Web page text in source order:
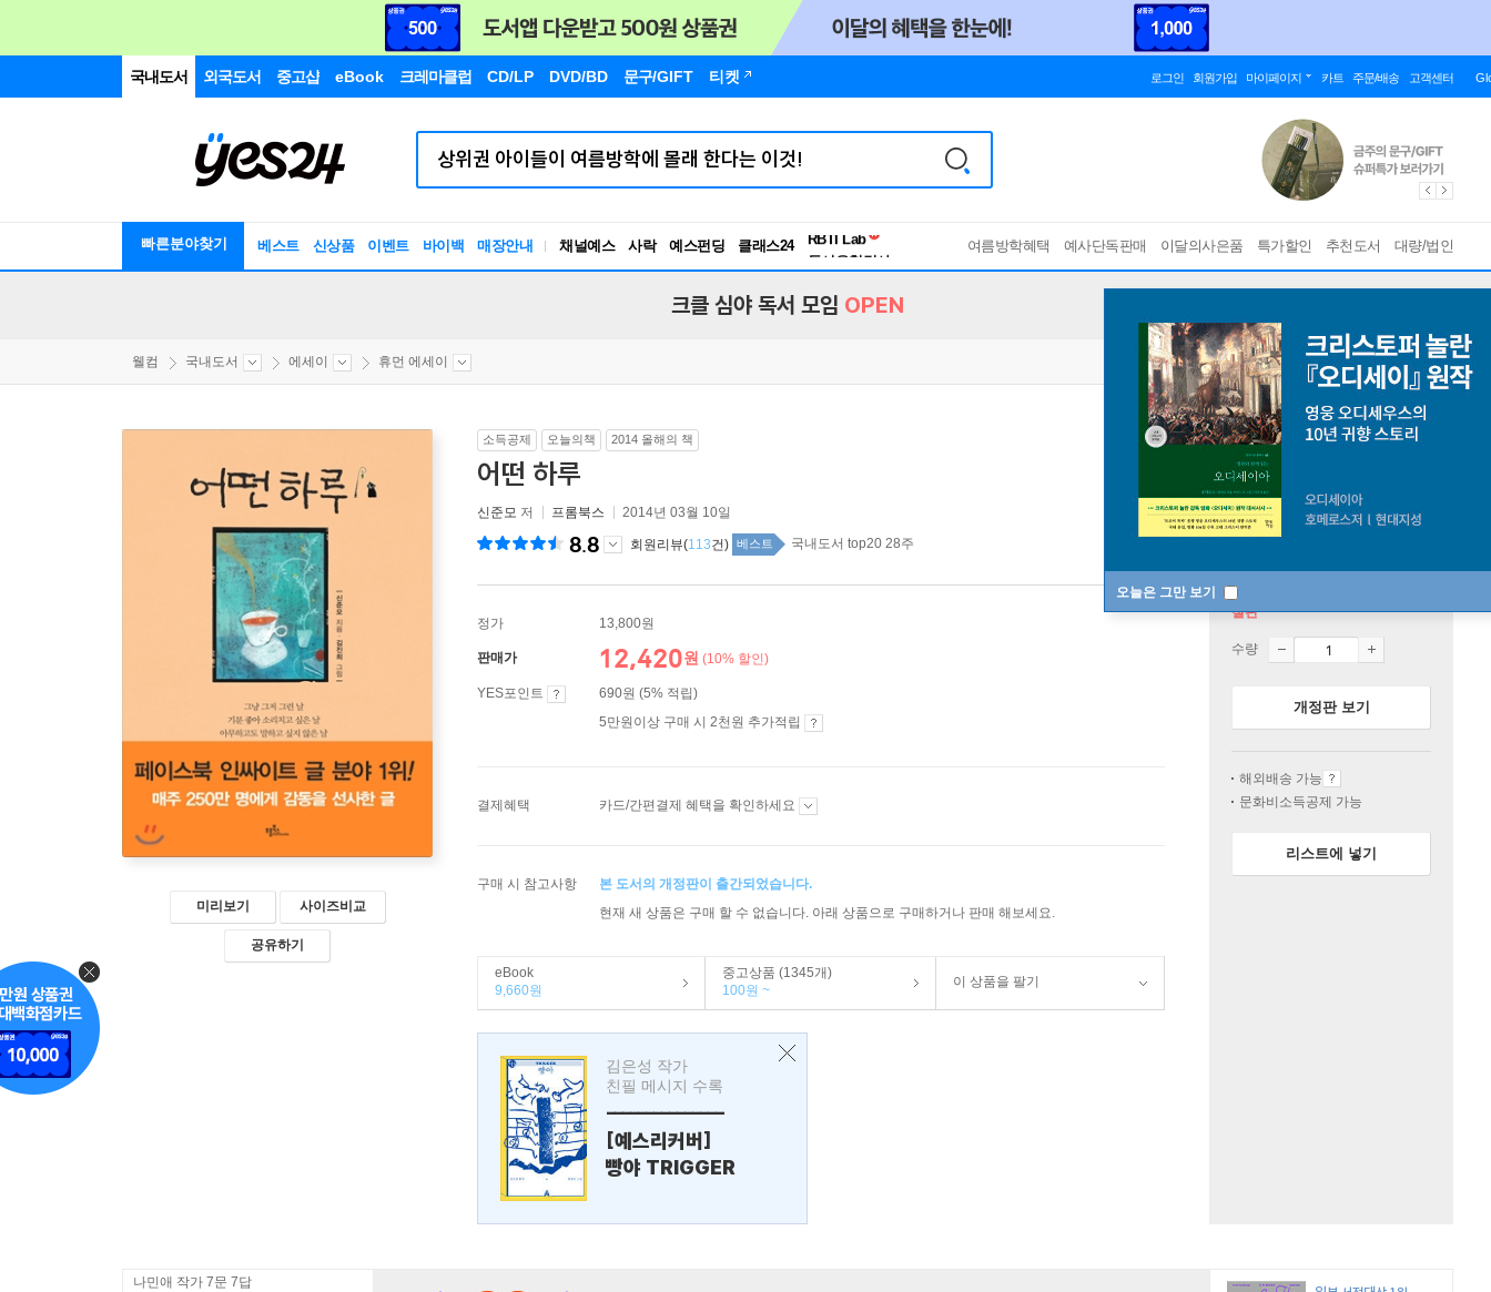
국내도서 외국도서 중고샵 eBook 크레마클럽 CD/LP DVD/BD 문구/GIFT 티켓 로그인 회원가입 마이페이지 카트 주문/배송 고객센터
빠른분야찾기 베스트 신상품 이벤트 바이백 매장안내 채널예스 사락 예스펀딩 클래스24
독서유형검사
RBTI Lab
여름방학혜택 예사단독판매 이달의사은품 특가할인 추천도서 대량/법인
오늘은 그만 보기
크클 심야 독서 모임 OPEN
웰컴 국내도서 에세이 휴먼 에세이
미리보기 사이즈비교
공유하기
소득공제 오늘의책 2014 올해의 책
어떤 하루
신준모 저 프롬북스 2014년 03월 10일
8.8 회원리뷰(113건) 베스트 국내도서 top20 28주
정가 13,800원
판매가 12,420원 (10% 할인)
YES포인트
690원 (5% 적립)
5만원이상 구매 시 2천원 추가적립
결제혜택 카드/간편결제 혜택을 확인하세요
구매 시 참고사항
본 도서의 개정판이 출간되었습니다.
현재 새 상품은 구매 할 수 없습니다. 아래 상품으로 구매하거나 판매 해보세요.
eBook
9,660원
중고상품 (1345개)
100원 ~
이 상품을 팔기
김은성 작가
친필 메시지 수록
---------------
[예스리커버]
빵야 TRIGGER
절판
수량
개정판 보기
해외배송 가능
문화비소득공제 가능
리스트에 넣기
나민애 작가 7문 7답